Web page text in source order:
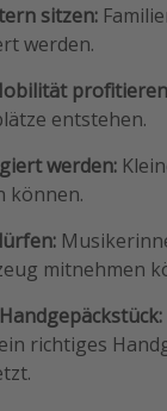
sitzen:
werden.
entstehen.
werden:
können.
mitnehmen
richtiges